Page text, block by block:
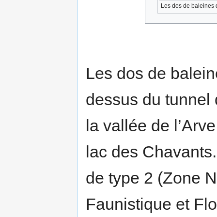
Les dos de baleines
Les dos de
dessus du tunnel
la vallée de
lac des
de type 2 (Zone
Faunistique et